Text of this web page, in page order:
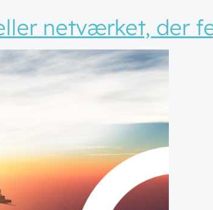
i Wi-Fi 7 kan klienten benytte sig af
netværket, der